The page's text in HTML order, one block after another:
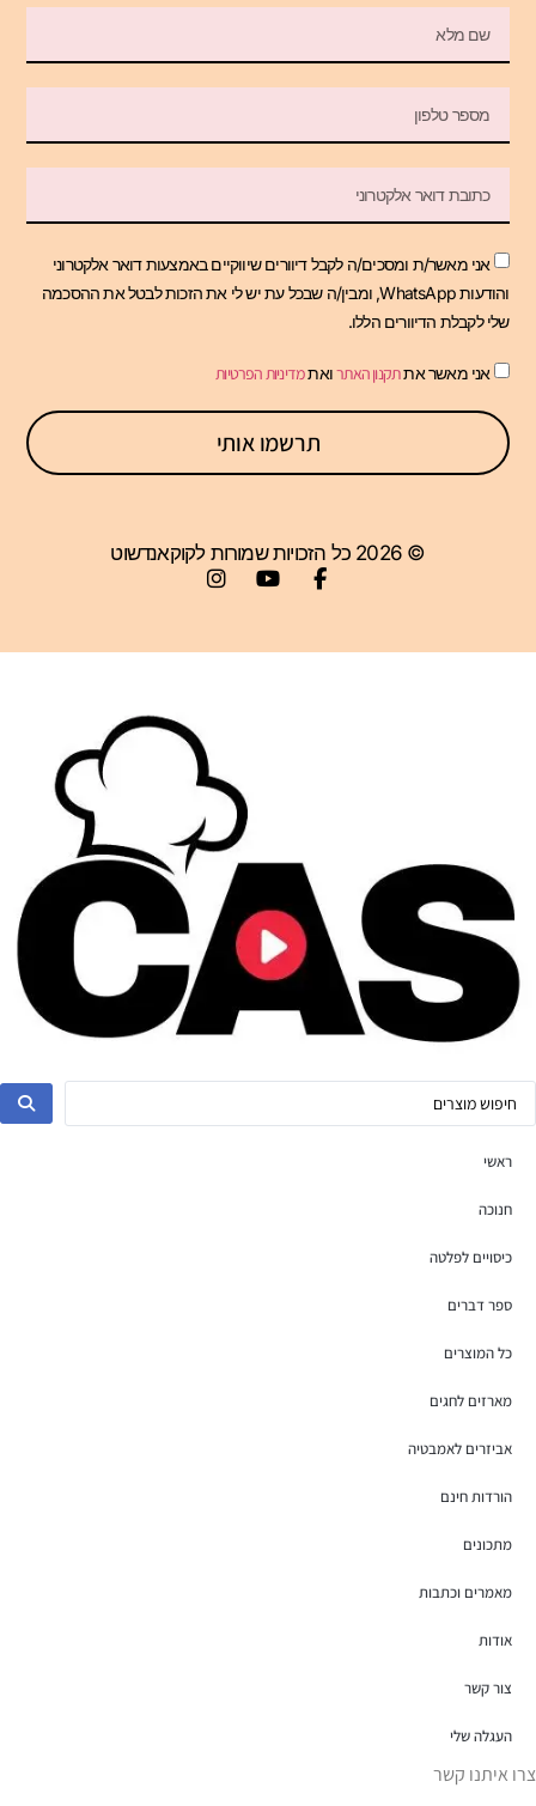
אני מאשר/ת ומסכים/ה לקבל דיוורים שיווקיים באמצעות דואר אלקטרוני
והודעות WhatsApp, ומבין/ה שבכל עת יש לי את הזכות לבטל את ההסכמה
שלי לקבלת הדיוורים הללו.
אני מאשר אתתקנון האתרואתמדיניות הפרטיות
תרשמו אותי
© 2026 כל הזכויות שמורות לקוקאנדשוט
ראשי
חנוכה
כיסויים לפלטה
ספר דברים
כל המוצרים
מארזים לחגים
אביזרים לאמבטיה
הורדות חינם
מתכונים
מאמרים וכתבות
אודות
צור קשר
העגלה שלי
צרו איתנו קשר